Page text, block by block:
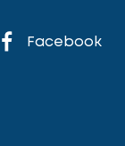
Facebook